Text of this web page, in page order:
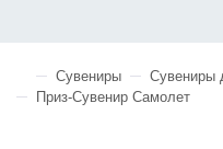
Сувениры
Сувениры
Приз-Сувенир Самолет